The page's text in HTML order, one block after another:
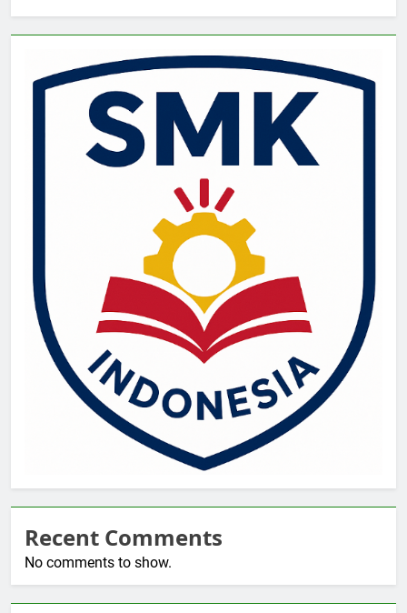
Recent Comments
No comments to show.